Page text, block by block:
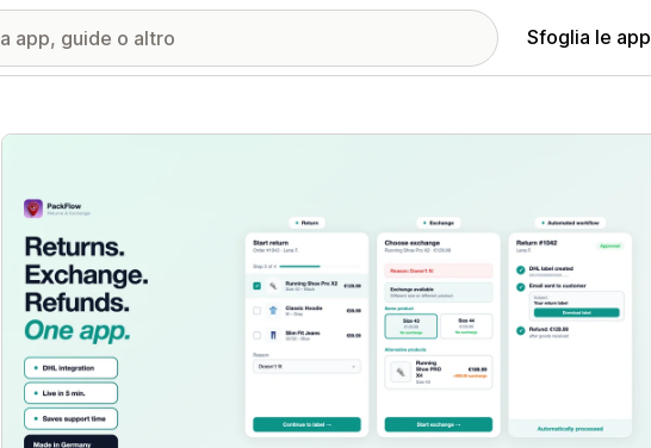
Sfoglia le app
Galleria immagini in evidenza